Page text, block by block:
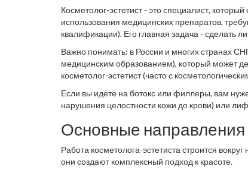
Косметолог-эстетист- это специалист,
использования медицинских препаратов,
квалификации). Его главная задача - сделать
Важно понимать: в России и многих странах
медицинским образованием), который может
косметолог-эстетист (часто с
Если вы идете на ботокс или филлеры, вам
нарушения целостности кожи до крови) или
Основные
Работа косметолога-эстетиста строится
они создают комплексный подход к красоте.